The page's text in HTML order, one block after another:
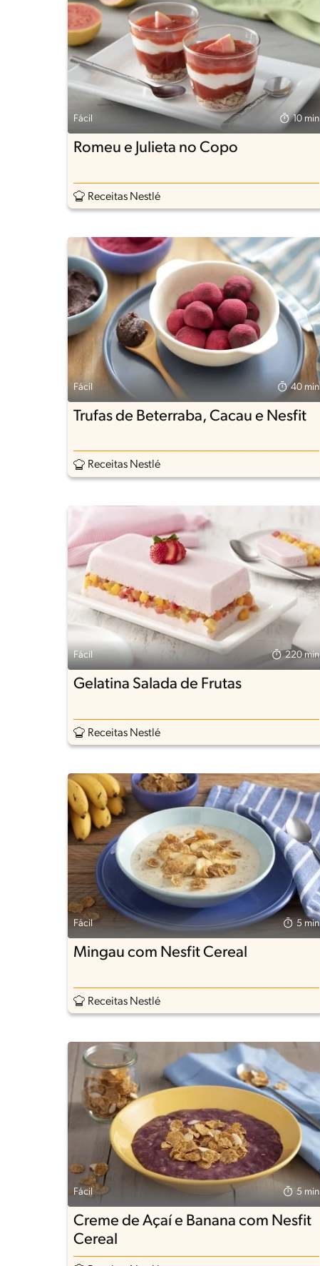
Fácil 10 min
Romeu e Julieta no Copo
Receitas Nestlé
Fácil 40 min
Trufas de Beterraba, Cacau e Nesfit
Receitas Nestlé
Fácil 220 min
Gelatina Salada de Frutas
Receitas Nestlé
Fácil 5 min
Mingau com Nesfit Cereal
Receitas Nestlé
Fácil 5 min
Creme de Açaí e Banana com Nesfit
Cereal